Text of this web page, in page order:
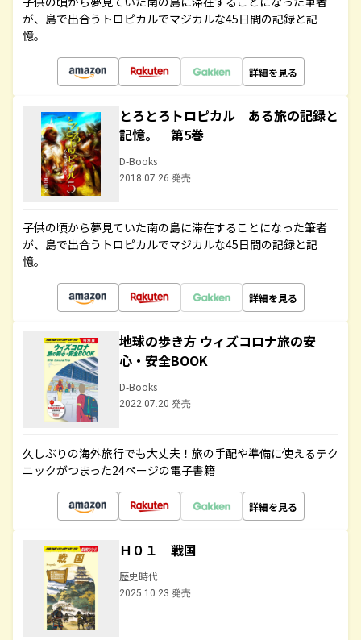
が、島で出合うトロピカルでマジカルな45日間の記録と記
憶。
詳細を見る
とろとろトロピカル ある旅の記録と
記憶。 第5巻
D-Books
2018.07.26 発売
子供の頃から夢見ていた南の島に滞在することになった筆者
が、島で出合うトロピカルでマジカルな45日間の記録と記
憶。
詳細を見る
地球の歩き方 ウィズコロナ旅の安
心・安全BOOK
D-Books
2022.07.20 発売
久しぶりの海外旅行でも大丈夫！旅の手配や準備に使えるテク
ニックがつまった24ページの電子書籍
詳細を見る
Ｈ０１ 戦国
歴史時代
2025.10.23 発売